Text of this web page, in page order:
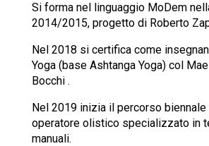
Si forma nel linguaggio MoDem
2014/2015, progetto di Roberto
Nel 2018 si certifica come
Yoga (base Ashtanga Yoga) col
Bocchi .
Nel 2019 inizia il percorso biennale
operatore olistico specializzato in
manuali.